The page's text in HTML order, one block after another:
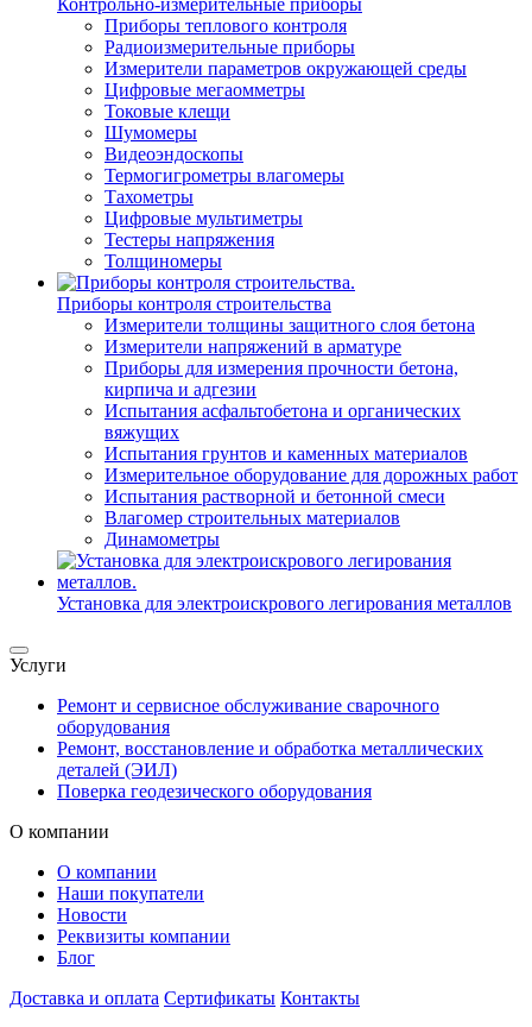
Контрольно-измерительные приборы
Приборы теплового контроля
Радиоизмерительные приборы
Измерители параметров окружающей среды
Цифровые мегаомметры
Токовые клещи
Шумомеры
Видеоэндоскопы
Термогигрометры влагомеры
Тахометры
Цифровые мультиметры
Тестеры напряжения
Толщиномеры
Приборы контроля строительства
Измерители толщины защитного слоя бетона
Измерители напряжений в арматуре
Приборы для измерения прочности бетона,
кирпича и адгезии
Испытания асфальтобетона и органических
вяжущих
Испытания грунтов и каменных материалов
Измерительное оборудование для дорожных работ
Испытания растворной и бетонной смеси
Влагомер строительных материалов
Динамометры
Установка для электроискрового легирования металлов
Услуги
Ремонт и сервисное обслуживание сварочного
оборудования
Ремонт, восстановление и обработка металлических
деталей (ЭИЛ)
Поверка геодезического оборудования
О компании
О компании
Наши покупатели
Новости
Реквизиты компании
Блог
Доставка и оплата Сертификаты Контакты